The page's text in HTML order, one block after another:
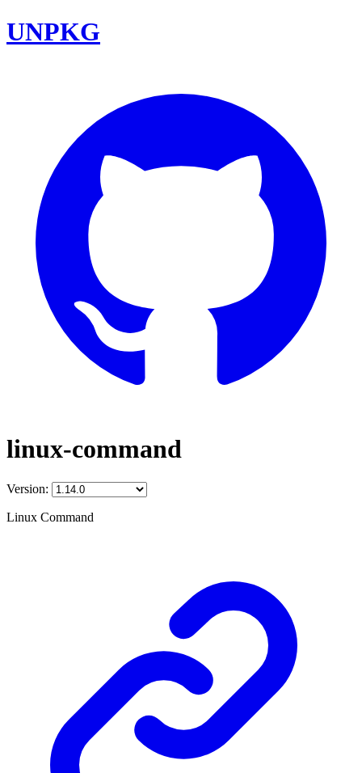
UNPKG
linux-command
Version:
Linux Command